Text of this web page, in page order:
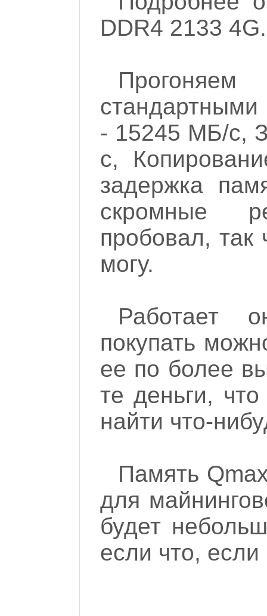
DDR4 2133
- 15245 МБ/с,
с,
задержка
скромные
пробовал, так
могу.
Работает
покупать
ее по более
те деньги,
найти что-
Память
для
будет
если что,